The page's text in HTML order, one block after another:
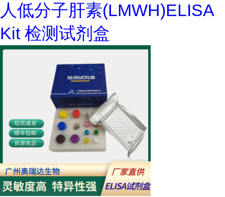
人低分子肝素(LMWH)ELISA
Kit 检测试剂盒